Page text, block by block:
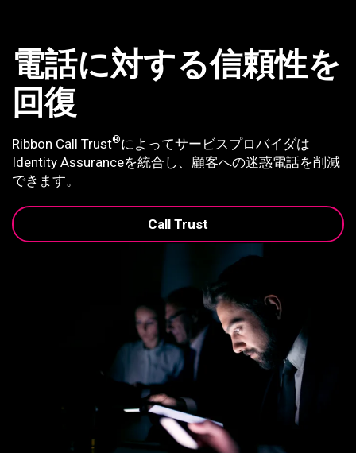
電話に対する信頼性を
回復
Ribbon Call Trust®によってサービスプロバイダは
Identity Assuranceを統合し、顧客への迷惑電話を削減
できます。
Call Trust